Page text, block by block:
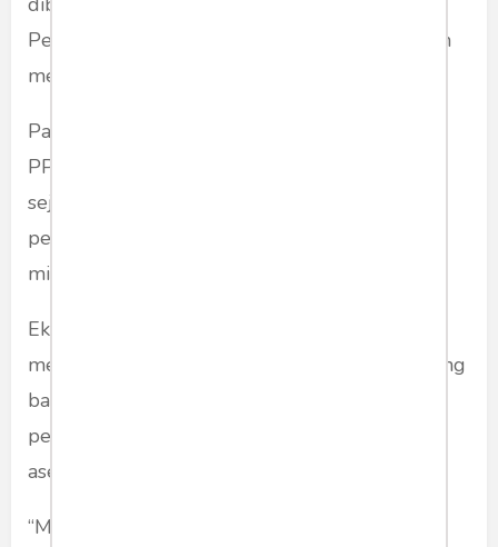
Pencucian uang yang dilakukan seperti ini akan
mengurangi potensi penerimaan negara.
Pasalnya, aset mereka menjadi sulit terdeteksi.
PPATK menyebutkan, dana yang disimpan
sejumlah kepala daerah dalam rekening
permainan kasino luar negeri mencapai Rp 50
miliar.
Ekonom Universitas Indonesia Fithra Faisal
mengatakan modus pencucian uang ini terbilang
baru. Dengan skema yang lebih canggih, maka
pemerintah semakin sulit melacak keberadaan
aset yang seharusnya terkena pajak.
“Modusnya memang berkembang, mulai